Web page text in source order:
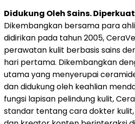
Didukung Oleh Sains.
Dikembangkan bersama para
didirikan pada tahun 2005,
perawatan kulit berbasis sains
hari pertama. Dikembangkan
utama yang menyerupai
dan didukung oleh keahlian
fungsi lapisan pelindung kulit,
standar tentang cara dokter